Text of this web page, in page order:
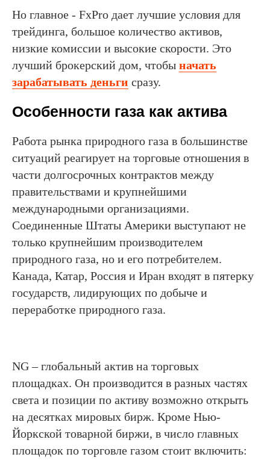
Но главное - FxPro дает лучшие условия для
трейдинга, большое количество активов,
низкие комиссии и высокие скорости. Это
лучший брокерский дом, чтобы начать
зарабатывать деньги сразу.
Особенности газа как актива
Работа рынка природного газа в большинстве
ситуаций реагирует на торговые отношения в
части долгосрочных контрактов между
правительствами и крупнейшими
международными организациями.
Соединенные Штаты Америки выступают не
только крупнейшим производителем
природного газа, но и его потребителем.
Канада, Катар, Россия и Иран входят в пятерку
государств, лидирующих по добыче и
переработке природного газа.
NG – глобальный актив на торговых
площадках. Он производится в разных частях
света и позиции по активу возможно открыть
на десятках мировых бирж. Кроме Нью-
Йоркской товарной биржи, в число главных
площадок по торговле газом стоит включить: